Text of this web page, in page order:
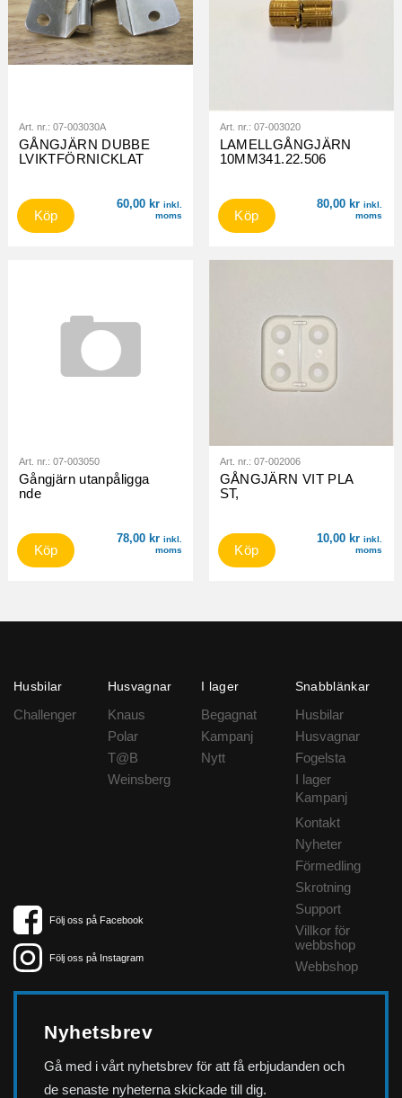
Art. nr.: 07-003030A
GÅNGJÄRN DUBBE
LVIKTFÖRNICKLAT
60,00 kr inkl.
moms
Köp
Art. nr.: 07-003020
LAMELLGÅNGJÄRN
10MM341.22.506
80,00 kr inkl.
moms
Köp
Art. nr.: 07-003050
Gångjärn utanpåligga
nde
78,00 kr inkl.
moms
Köp
Art. nr.: 07-002006
GÅNGJÄRN VIT PLA
ST,
10,00 kr inkl.
moms
Köp
Husbilar
Challenger
Husvagnar
Knaus
Polar
T@B
Weinsberg
I lager
Begagnat
Kampanj
Nytt
Snabblänkar
Husbilar
Husvagnar
Fogelsta
I lager
Kampanj
Kontakt
Nyheter
Förmedling
Skrotning
Support
Villkor för
webbshop
Webbshop
Följ oss på Facebook
Följ oss på Instagram
Nyhetsbrev
Gå med i vårt nyhetsbrev för att få erbjudanden och
de senaste nyheterna skickade till dig.